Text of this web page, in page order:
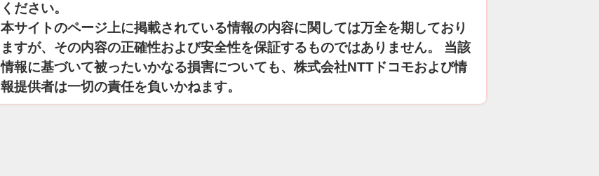
ください。
本サイトのページ上に掲載されている情報の内容に関しては万全を期しており
ますが、その内容の正確性および安全性を保証するものではありません。 当該
情報に基づいて被ったいかなる損害についても、株式会社NTTドコモおよび情
報提供者は一切の責任を負いかねます。